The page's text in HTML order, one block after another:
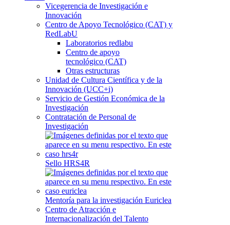
Vicegerencia de Investigación e
Innovación
Centro de Apoyo Tecnológico (CAT) y
RedLabU
Laboratorios redlabu
Centro de apoyo
tecnológico (CAT)
Otras estructuras
Unidad de Cultura Científica y de la
Innovación (UCC+i)
Servicio de Gestión Económica de la
Investigación
Contratación de Personal de
Investigación
Sello HRS4R
Mentoría para la investigación Euriclea
Centro de Atracción e
Internacionalización del Talento